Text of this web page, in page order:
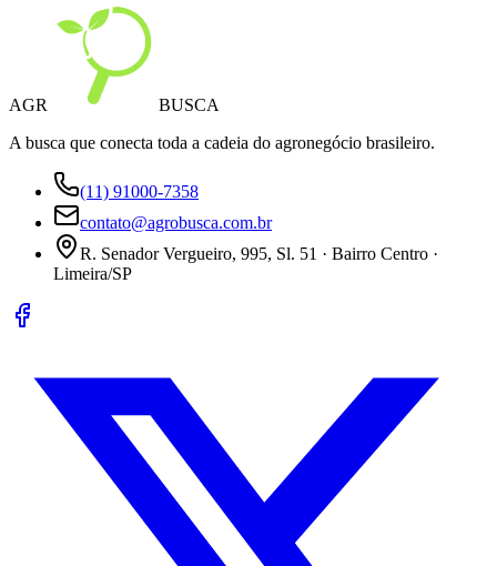
AGR
BUSCA
A busca que conecta toda a cadeia do agronegócio brasileiro.
(11) 91000-7358
contato@agrobusca.com.br
R. Senador Vergueiro, 995, Sl. 51 · Bairro Centro ·
Limeira/SP